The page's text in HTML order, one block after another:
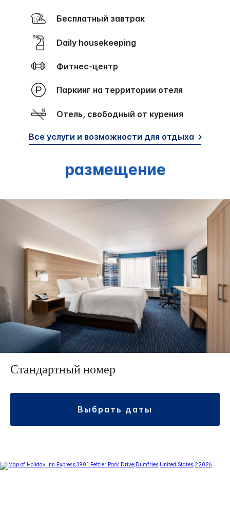
Бесплатный завтрак
Daily housekeeping
Фитнес-центр
Паркинг на территории отеля
Отель, свободный от курения
Все услуги и возможности для отдыха
размещение
Стандартный номер
выбрать даты